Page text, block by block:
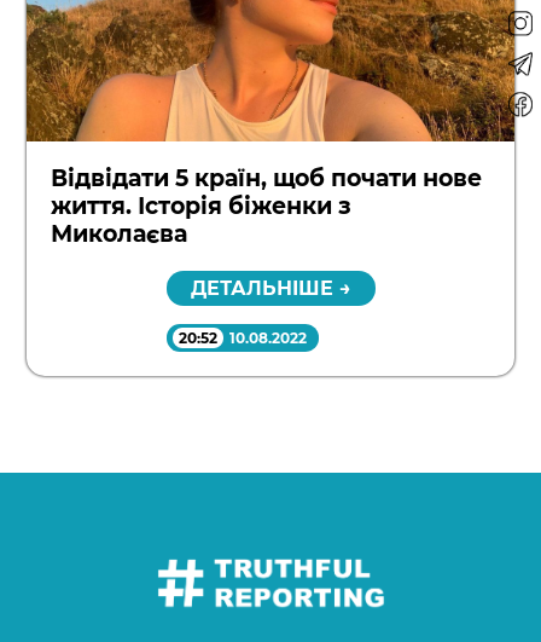
Відвідати 5 країн, щоб почати нове
життя. Історія біженки з
Миколаєва
ДЕТАЛЬНІШЕ →
20:52 10.08.2022